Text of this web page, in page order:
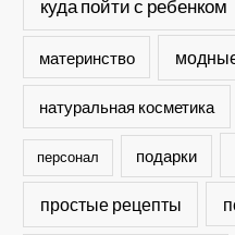
куда пойти с ребенком
материнство
натуральная косметика
персонал подарки
простые рецепты